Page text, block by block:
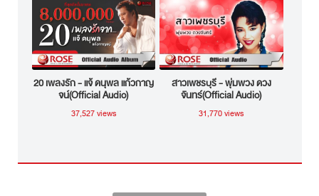
20 เพลงรัก - แจ้ ดนุพล แก้วกาญ
จน์(Official Audio)
37,527 views
สาวเพชรบุรี - พุ่มพวง ดวง
จันทร์(Official Audio)
31,770 views